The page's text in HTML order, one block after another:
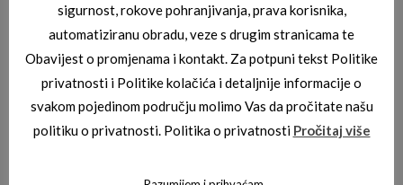
sigurnost, rokove pohranjivanja, prava korisnika,
automatiziranu obradu, veze s drugim stranicama te
Obavijest o promjenama i kontakt. Za potpuni tekst Politike
privatnosti i Politike kolačića i detaljnije informacije o
svakom pojedinom području molimo Vas da pročitate našu
politiku o privatnosti. Politika o privatnosti Pročitaj više